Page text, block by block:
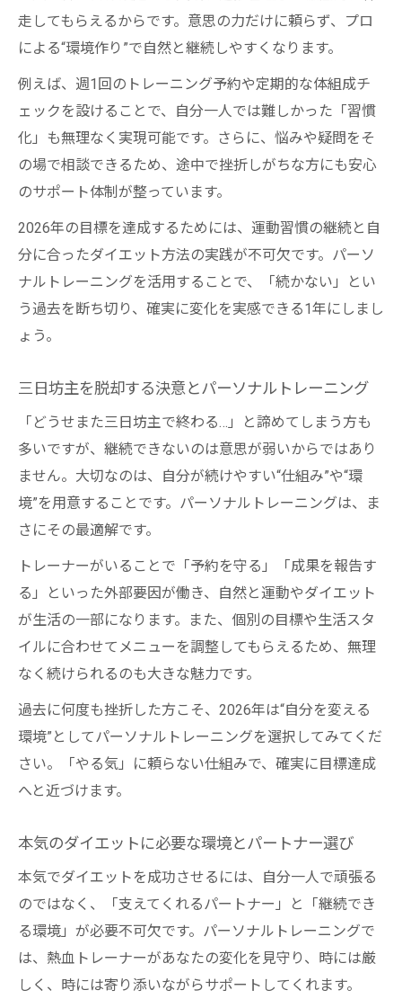
意思頼みから脱却するダイエット習慣化の
三日坊主卒業に役立つパーソナルトレーニ
ング
続ける力を引き出す環境とサポートの連携
人生を動かすパーソナルトレーニングの威力
人生を変えるパーソナルトレーニングの本
パーソナルトレーニングで得られる自信と
本気の挑戦に寄り添う熱血トレーナーの支
援力
パーソナルトレーニングが導く自分改革の
道筋
今年こそ諦めない自分になるヒント
パーソナルトレーニングで諦め癖を克服す
るコツ
本気でやり抜くためのダイエット習慣の築
き方
挫折しないための目標設定と環境整備の方
法
パートナーの力でメンタルを強化するポイ
ント
れる
健康習慣へ導く熱血トレーナーの伴走力
熱血トレーナーが支える健康習慣の始め方
パーソナルトレーニングで健康目標を実現
する秘訣
伴走型サポートが継続を生む理由を解説
走してもらえるからです。意思の力だけに頼らず、プロ
による“環境作り”で自然と継続しやすくなります。
例えば、週1回のトレーニング予約や定期的な体組成チ
ェックを設けることで、自分一人では難しかった「習慣
化」も無理なく実現可能です。さらに、悩みや疑問をそ
の場で相談できるため、途中で挫折しがちな方にも安心
のサポート体制が整っています。
2026年の目標を達成するためには、運動習慣の継続と自
分に合ったダイエット方法の実践が不可欠です。パーソ
ナルトレーニングを活用することで、「続かない」とい
う過去を断ち切り、確実に変化を実感できる1年にしまし
ょう。
三日坊主を脱却する決意とパーソナルトレーニング
「どうせまた三日坊主で終わる…」と諦めてしまう方も
多いですが、継続できないのは意思が弱いからではあり
ません。大切なのは、自分が続けやすい“仕組み”や“環
境”を用意することです。パーソナルトレーニングは、ま
さにその最適解です。
トレーナーがいることで「予約を守る」「成果を報告す
る」といった外部要因が働き、自然と運動やダイエット
が生活の一部になります。また、個別の目標や生活スタ
イルに合わせてメニューを調整してもらえるため、無理
なく続けられるのも大きな魅力です。
過去に何度も挫折した方こそ、2026年は“自分を変える
環境”としてパーソナルトレーニングを選択してみてくだ
さい。「やる気」に頼らない仕組みで、確実に目標達成
へと近づけます。
本気のダイエットに必要な環境とパートナー選び
本気でダイエットを成功させるには、自分一人で頑張る
のではなく、「支えてくれるパートナー」と「継続でき
る環境」が必要不可欠です。パーソナルトレーニングで
は、熱血トレーナーがあなたの変化を見守り、時には厳
しく、時には寄り添いながらサポートしてくれます。